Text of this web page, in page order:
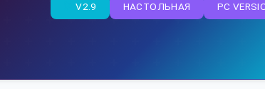
PC
НАСТОЛЬНАЯ
V2.9